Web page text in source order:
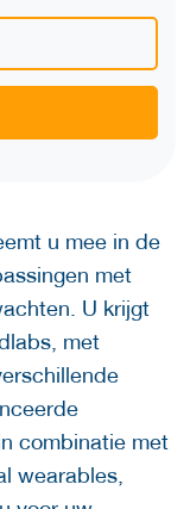
u mee in de
met
U krijgt
met
combinatie met
wearables,